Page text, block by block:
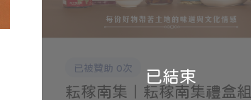
已結束
已被贊助 0次
耘稼南集｜耘稼南集禮盒組